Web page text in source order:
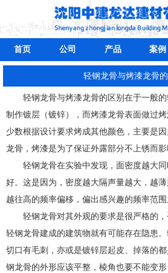
首页 公司 产品 案例
轻钢龙骨与烤漆龙骨
轻钢龙骨与烤漆龙骨的区别在于一般
制作镀层（镀锌），而烤漆龙骨表面做过烤
少数根据设计要求烤成其他颜色，主要是
龙骨，烤漆是为了保证外露部分不上锈而影
轻钢龙骨在实验中发现，面密度越大
好。这是因为，密度越大隔声量越大，越
越往高的频率偏移，偏出感兴趣的频率范围
轻钢龙骨对其外观的要求是很严格的
轻钢龙骨建成的建筑物就有可能存在隐患。
切口有毛刺，亦或是镀锌层起皮、掉落的
钢龙骨的外形应该平整，棱角也要不能变